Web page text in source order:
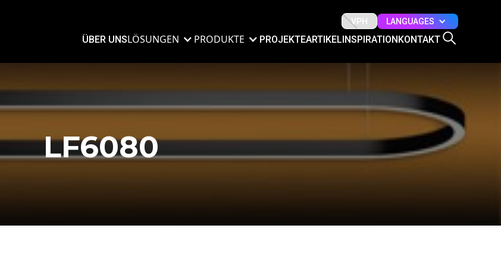
VPH LANGUAGES
ÜBER UNSLÖSUNGEN PRODUKTE PROJEKTEARTIKELINSPIRATIONKONTAKT
LF6080